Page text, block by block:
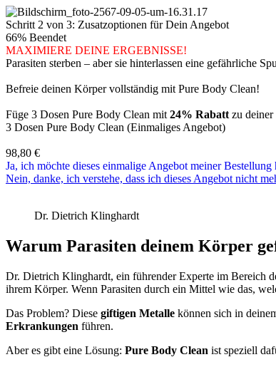
Schritt 2 von 3: Zusatzoptionen für Dein Angebot
66% Beendet
MAXIMIERE DEINE ERGEBNISSE!
Parasiten sterben – aber sie hinterlassen eine gefährliche
Befreie deinen Körper vollständig mit Pure Body Clean!
Füge 3 Dosen Pure Body Clean mit 24% Rabatt zu
3 Dosen Pure Body Clean (Einmaliges Angebot)
98,80 €
Ja, ich möchte dieses einmalige Angebot meiner Bestellung
Nein, danke, ich verstehe, dass ich dieses Angebot nicht
Dr. Dietrich Klinghardt
Warum Parasiten deinem Körper
Dr. Dietrich Klinghardt, ein führender Experte im Bereich
ihrem Körper. Wenn Parasiten durch ein Mittel wie das,
Das Problem? Diese giftigen Metalle können sich in
Erkrankungen führen.
Aber es gibt eine Lösung: Pure Body Clean ist speziell